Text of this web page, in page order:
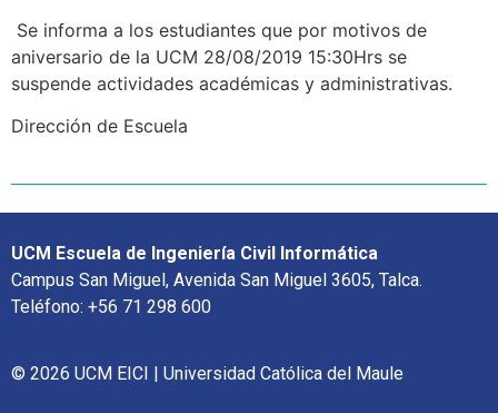
Se informa a los estudiantes que por motivos de
aniversario de la UCM 28/08/2019 15:30Hrs se
suspende actividades académicas y administrativas.
Dirección de Escuela
UCM Escuela de Ingeniería Civil Informática
Campus San Miguel, Avenida San Miguel 3605, Talca.
Teléfono: +56 71 298 600
© 2026 UCM EICI | Universidad Católica del Maule